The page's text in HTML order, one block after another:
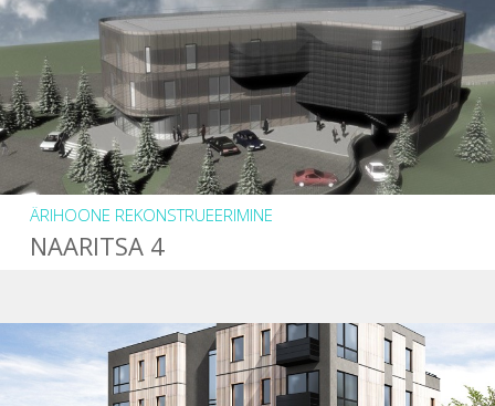
ÄRIHOONE REKONSTRUEERIMINE
NAARITSA 4